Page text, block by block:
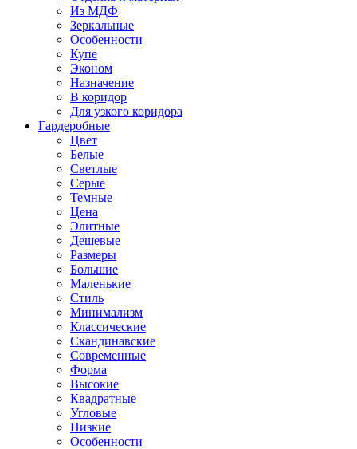
Из МДФ
Зеркальные
Особенности
Купе
Эконом
Назначение
В коридор
Для узкого коридора
Гардеробные
Цвет
Белые
Светлые
Серые
Темные
Цена
Элитные
Дешевые
Размеры
Большие
Маленькие
Стиль
Минимализм
Классические
Скандинавские
Современные
Форма
Высокие
Квадратные
Угловые
Низкие
Особенности